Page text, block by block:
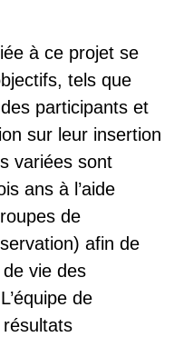
à ce projet se
tels que
participants et
sur leur insertion
variées sont
ans à l’aide
de
afin de
vie des
de